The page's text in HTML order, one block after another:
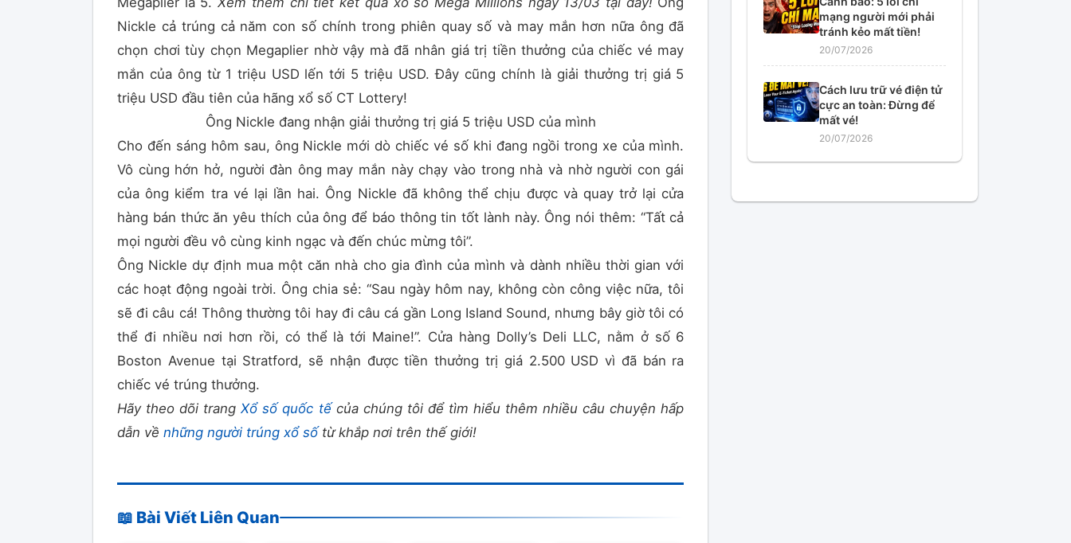
Nickle cả trúng cả năm con số chính trong phiên quay số và may mắn hơn nữa ông đã
chọn chơi tùy chọn Megaplier nhờ vậy mà đã nhân giá trị tiền thưởng của chiếc vé may
mắn của ông từ 1 triệu USD lến tới 5 triệu USD. Đây cũng chính là giải thưởng trị giá 5
triệu USD đầu tiên của hãng xổ số CT Lottery!
Ông Nickle đang nhận giải thưởng trị giá 5 triệu USD của mình
Cho đến sáng hôm sau, ông Nickle mới dò chiếc vé số khi đang ngồi trong xe của mình.
Vô cùng hớn hở, người đàn ông may mắn này chạy vào trong nhà và nhờ người con gái
của ông kiểm tra vé lại lần hai. Ông Nickle đã không thể chịu được và quay trở lại cửa
hàng bán thức ăn yêu thích của ông để báo thông tin tốt lành này. Ông nói thêm: “Tất cả
mọi người đều vô cùng kinh ngạc và đến chúc mừng tôi”.
Ông Nickle dự định mua một căn nhà cho gia đình của mình và dành nhiều thời gian với
các hoạt động ngoài trời. Ông chia sẻ: “Sau ngày hôm nay, không còn công việc nữa, tôi
sẽ đi câu cá! Thông thường tôi hay đi câu cá gần Long Island Sound, nhưng bây giờ tôi có
thể đi nhiều nơi hơn rồi, có thể là tới Maine!”. Cửa hàng Dolly’s Deli LLC, nằm ở số 6
Boston Avenue tại Stratford, sẽ nhận được tiền thưởng trị giá 2.500 USD vì đã bán ra
chiếc vé trúng thưởng.
Hãy theo dõi trangXổ số quốc tếcủa chúng tôi để tìm hiểu thêm nhiều câu chuyện hấp
dẫn về những người trúng xổ sốtừ khắp nơi trên thế giới!
📖 Bài Viết Liên Quan
mạng người mới phải
tránh kẻo mất tiền!
20/07/2026
Cách lưu trữ vé điện tử
cực an toàn: Đừng để
mất vé!
20/07/2026